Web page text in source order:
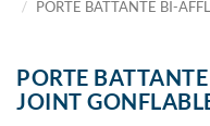
PORTE BATTANTE BI-
PORTE
JOINT